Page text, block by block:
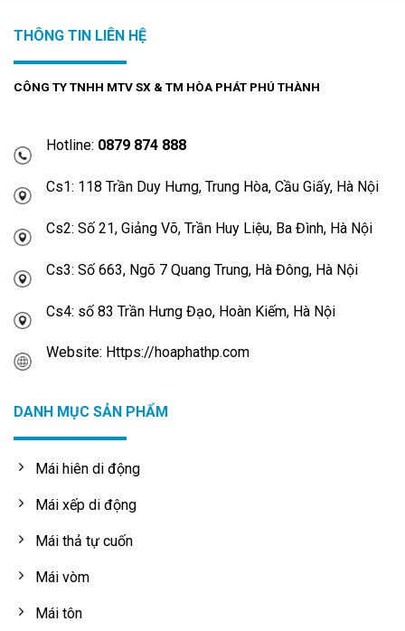
THÔNG TIN LIÊN HỆ
CÔNG TY TNHH MTV SX & TM HÒA PHÁT PHÚ THÀNH
Hotline: 0879 874 888
Cs1: 118 Trần Duy Hưng, Trung Hòa, Cầu Giấy, Hà Nội
Cs2: Số 21, Giảng Võ, Trần Huy Liệu, Ba Đình, Hà Nội
Cs3: Số 663, Ngõ 7 Quang Trung, Hà Đông, Hà Nội
Cs4: số 83 Trần Hưng Đạo, Hoàn Kiếm, Hà Nội
Website: Https://hoaphathp.com
DANH MỤC SẢN PHẨM
Mái hiên di động
Mái xếp di động
Mái thả tự cuốn
Mái vòm
Mái tôn